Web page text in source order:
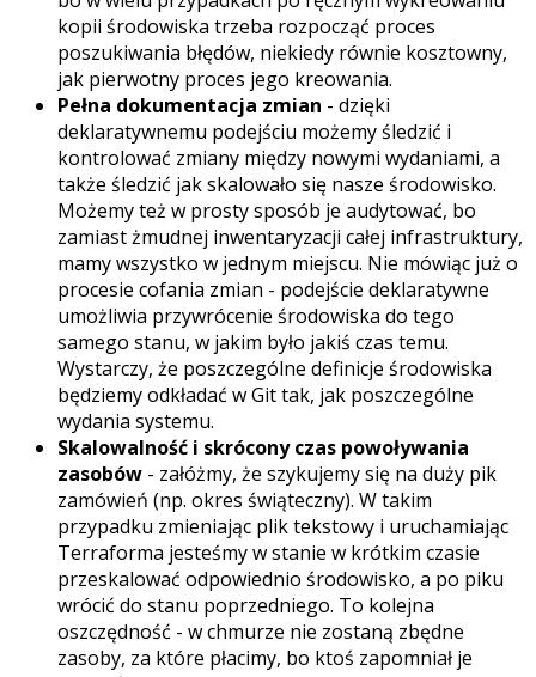
kopii środowiska trzeba rozpocząć proces
poszukiwania błędów, niekiedy równie kosztowny,
jak pierwotny proces jego kreowania.
Pełna dokumentacja zmian - dzięki
deklaratywnemu podejściu możemy śledzić i
kontrolować zmiany między nowymi wydaniami, a
także śledzić jak skalowało się nasze środowisko.
Możemy też w prosty sposób je audytować, bo
zamiast żmudnej inwentaryzacji całej infrastruktury,
mamy wszystko w jednym miejscu. Nie mówiąc już o
procesie cofania zmian - podejście deklaratywne
umożliwia przywrócenie środowiska do tego
samego stanu, w jakim było jakiś czas temu.
Wystarczy, że poszczególne definicje środowiska
będziemy odkładać w Git tak, jak poszczególne
wydania systemu.
Skalowalność i skrócony czas powoływania
zasobów - załóżmy, że szykujemy się na duży pik
zamówień (np. okres świąteczny). W takim
przypadku zmieniając plik tekstowy i uruchamiając
Terraforma jesteśmy w stanie w krótkim czasie
przeskalować odpowiednio środowisko, a po piku
wrócić do stanu poprzedniego. To kolejna
oszczędność - w chmurze nie zostaną zbędne
zasoby, za które płacimy, bo ktoś zapomniał je